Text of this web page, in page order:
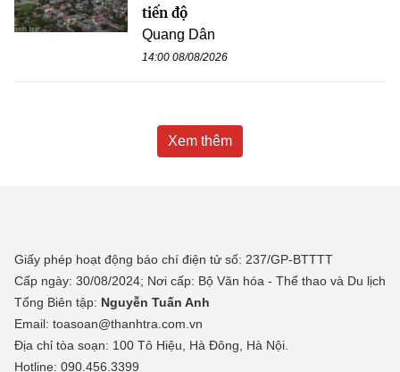
tiến độ
Quang Dân
14:00 08/08/2026
Xem thêm
Giấy phép hoạt động báo chí điện tử số: 237/GP-BTTTT
Cấp ngày: 30/08/2024; Nơi cấp: Bộ Văn hóa - Thể thao và Du lịch
Tổng Biên tập: Nguyễn Tuấn Anh
Email: toasoan@thanhtra.com.vn
Địa chỉ tòa soạn: 100 Tô Hiệu, Hà Đông, Hà Nội.
Hotline: 090.456.3399